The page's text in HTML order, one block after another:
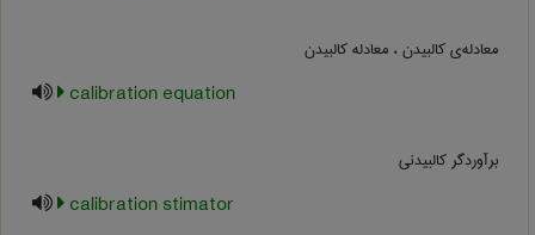
معادله‌ی کالبیدن ، معادله کالبیدن
calibration equation
برآوردگر کالبیدنی
calibration stimator